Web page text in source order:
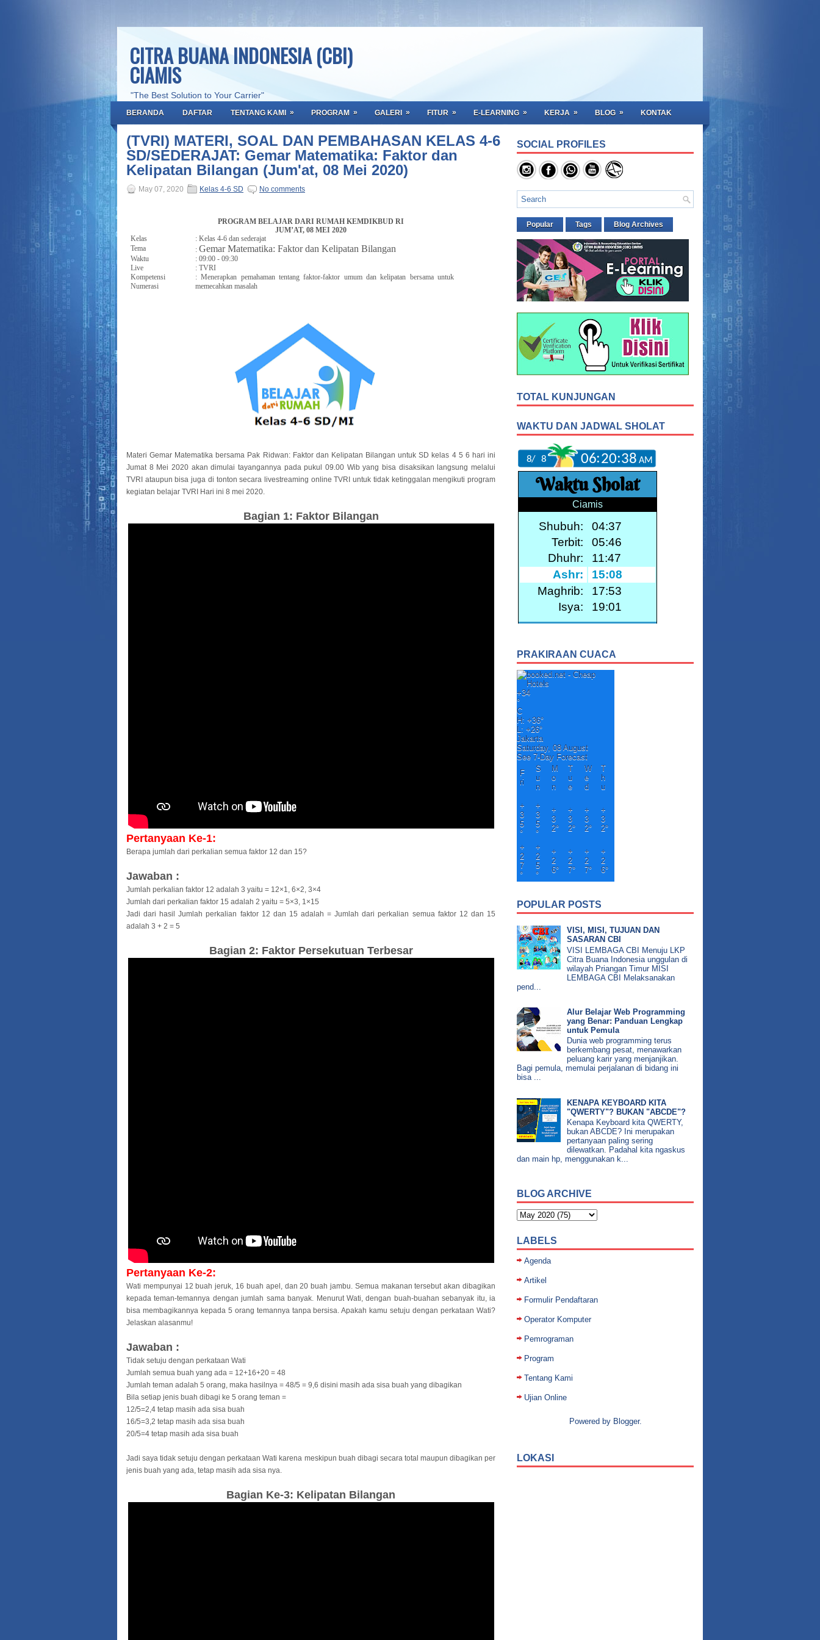
CITRA BUANA INDONESIA (CBI)
CIAMIS
"The Best Solution to Your Carrier"
BERANDA DAFTAR TENTANG KAMI » PROGRAM » GALERI » FITUR » E-LEARNING » KERJA » BLOG » KONTAK
(TVRI) MATERI, SOAL DAN PEMBAHASAN KELAS 4-6
SD/SEDERAJAT: Gemar Matematika: Faktor dan
Kelipatan Bilangan (Jum'at, 08 Mei 2020)
May 07, 2020 Kelas 4-6 SD No comments
PROGRAM BELAJAR DARI RUMAH KEMDIKBUD RI
JUM’AT, 08 MEI 2020
Kelas
: Kelas 4-6 dan sederajat
Tema
: Gemar Matematika: Faktor dan Kelipatan Bilangan
Waktu
: 09:00 - 09:30
Live
: TVRI
Kompetensi
Numerasi
: Menerapkan pemahaman tentang faktor-faktor umum dan kelipatan bersama untuk
memecahkan masalah
Materi Gemar Matematika bersama Pak Ridwan: Faktor dan Kelipatan Bilangan untuk SD kelas 4 5 6 hari ini
Jumat 8 Mei 2020 akan dimulai tayangannya pada pukul 09.00 Wib yang bisa disaksikan langsung melalui
TVRI ataupun bisa juga di tonton secara livestreaming online TVRI untuk tidak ketinggalan mengikuti program
kegiatan belajar TVRI Hari ini 8 mei 2020.
Bagian 1: Faktor Bilangan
Pertanyaan Ke-1:
Berapa jumlah dari perkalian semua faktor 12 dan 15?
Jawaban :
Jumlah perkalian faktor 12 adalah 3 yaitu = 12×1, 6×2, 3×4
Jumlah dari perkalian faktor 15 adalah 2 yaitu = 5×3, 1×15
Jadi dari hasil Jumlah perkalian faktor 12 dan 15 adalah = Jumlah dari perkalian semua faktor 12 dan 15
adalah 3 + 2 = 5
Bagian 2: Faktor Persekutuan Terbesar
Pertanyaan Ke-2:
Wati mempunyai 12 buah jeruk, 16 buah apel, dan 20 buah jambu. Semua makanan tersebut akan dibagikan
kepada teman-temannya dengan jumlah sama banyak. Menurut Wati, dengan buah-buahan sebanyak itu, ia
bisa membagikannya kepada 5 orang temannya tanpa bersisa. Apakah kamu setuju dengan perkataan Wati?
Jelaskan alasanmu!
Jawaban :
Tidak setuju dengan perkataan Wati
Jumlah semua buah yang ada = 12+16+20 = 48
Jumlah teman adalah 5 orang, maka hasilnya = 48/5 = 9,6 disini masih ada sisa buah yang dibagikan
Bila setiap jenis buah dibagi ke 5 orang teman =
12/5=2,4 tetap masih ada sisa buah
16/5=3,2 tetap masih ada sisa buah
20/5=4 tetap masih ada sisa buah
Jadi saya tidak setuju dengan perkataan Wati karena meskipun buah dibagi secara total maupun dibagikan per
jenis buah yang ada, tetap masih ada sisa nya.
Bagian Ke-3: Kelipatan Bilangan
SOCIAL PROFILES
Popular Tags Blog Archives
TOTAL KUNJUNGAN
WAKTU DAN JADWAL SHOLAT
PRAKIRAAN CUACA
+34
°
C
H: +36°
L: +26°
Jakarta
Saturday, 08 August
See 7-Day Forecast
F
ri
S
u
n
M
o
n
T
u
e
W
e
d
T
h
u
+
3
5
°
+
3
5
°
+
3
2°
+
3
2°
+
3
2°
+
3
2°
+
2
7
°
+
2
5
°
+
2
6°
+
2
7°
+
2
7°
+
2
6°
POPULAR POSTS
VISI, MISI, TUJUAN DAN
SASARAN CBI
VISI LEMBAGA CBI Menuju LKP
Citra Buana Indonesia unggulan di
wilayah Priangan Timur MISI
LEMBAGA CBI Melaksanakan
pend...
Alur Belajar Web Programming
yang Benar: Panduan Lengkap
untuk Pemula
Dunia web programming terus
berkembang pesat, menawarkan
peluang karir yang menjanjikan.
Bagi pemula, memulai perjalanan di bidang ini
bisa ...
KENAPA KEYBOARD KITA
"QWERTY"? BUKAN "ABCDE"?
Kenapa Keyboard kita QWERTY,
bukan ABCDE? Ini merupakan
pertanyaan paling sering
dilewatkan. Padahal kita ngaskus
dan main hp, menggunakan k...
BLOG ARCHIVE
LABELS
Agenda
Artikel
Formulir Pendaftaran
Operator Komputer
Pemrograman
Program
Tentang Kami
Ujian Online
Powered by Blogger.
LOKASI